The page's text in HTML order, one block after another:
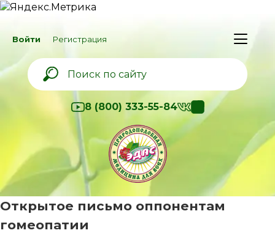
Войти Регистрация
8 (800) 333-55-84
Открытое письмо оппонентам
гомеопатии